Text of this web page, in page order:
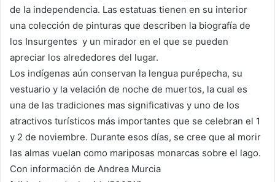
de la independencia. Las estatuas tienen en su interior
una colección de pinturas que describen la biografía de
los Insurgentes y un mirador en el que se pueden
apreciar los alrededores del lugar.
Los indígenas aún conservan la lengua purépecha, su
vestuario y la velación de noche de muertos, la cual es
una de las tradiciones mas significativas y uno de los
atractivos turísticos más importantes que se celebran el 1
y 2 de noviembre. Durante esos días, se cree que al morir
las almas vuelan como mariposas monarcas sobre el lago.
Con información de Andrea Murcia